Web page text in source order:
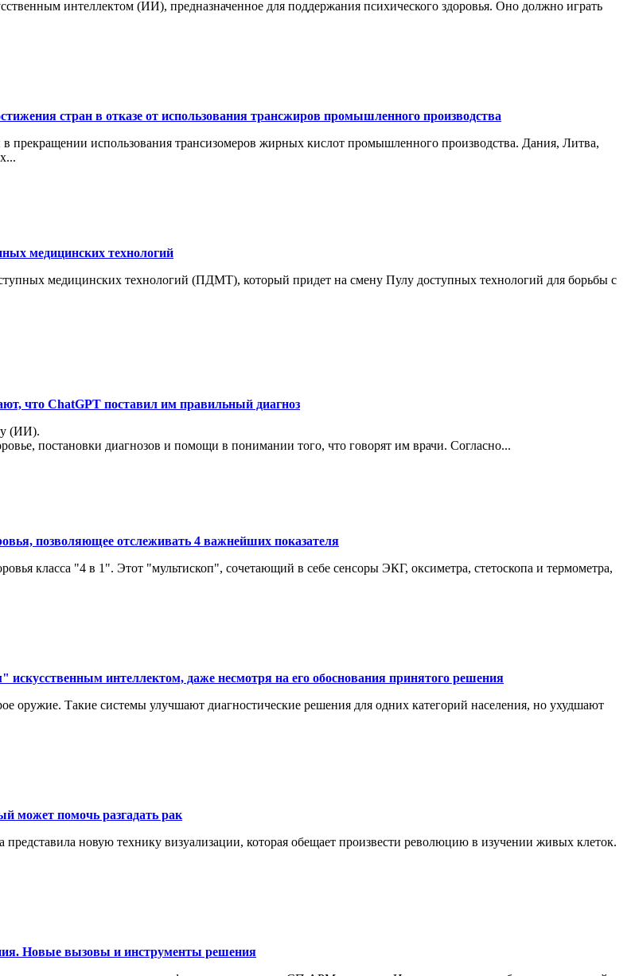
интеллектом (ИИ), предназначенное для поддержания психического здоровья. Оно должно играть
стран в отказе от использования трансжиров промышленного производства
использования трансизомеров жирных кислот промышленного производства. Дания, Литва,
медицинских технологий
медицинских технологий (ПДМТ), который придет на смену Пулу доступных технологий для борьбы с
что ChatGPT поставил им правильный диагноз
(ИИ).
постановки диагнозов и помощи в понимании того, что говорят им врачи. Согласно...
позволяющее отслеживать 4 важнейших показателя
класса "4 в 1". Этот "мультископ", сочетающий в себе сенсоры ЭКГ, оксиметра, стетоскопа и термометра,
интеллектом, даже несмотря на его обоснования принятого решения
оружие. Такие системы улучшают диагностические решения для одних категорий населения, но ухудшают
может помочь разгадать рак
представила новую технику визуализации, которая обещает произвести революцию в изучении живых клеток.
Новые вызовы и инструменты решения